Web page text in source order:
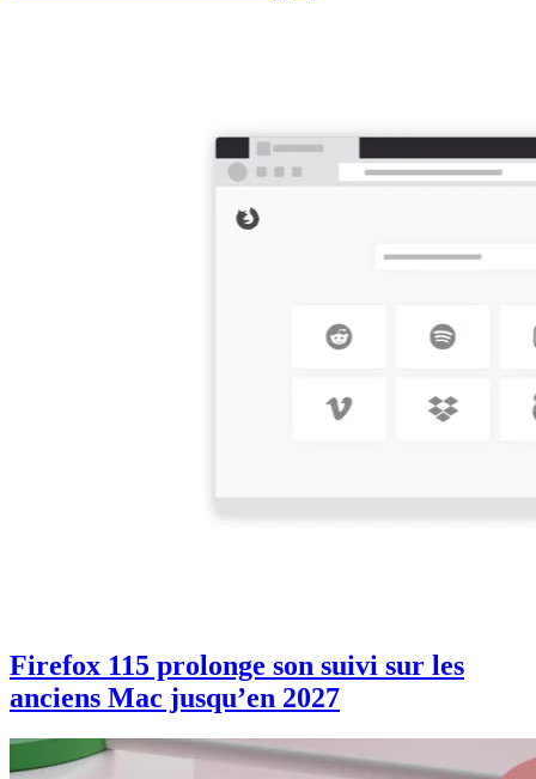
Firefox 115 prolonge son suivi sur les
anciens Mac jusqu’en 2027